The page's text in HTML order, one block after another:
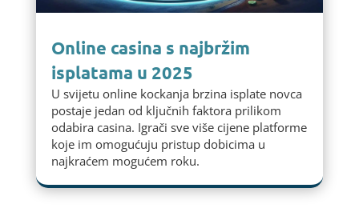
Online casina s najbržim
isplatama u 2025
U svijetu online kockanja brzina isplate novca
postaje jedan od ključnih faktora prilikom
odabira casina. Igrači sve više cijene platforme
koje im omogućuju pristup dobicima u
najkraćem mogućem roku.